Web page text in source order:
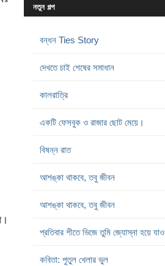
নতুন গল্প
বন্ধন Ties Story
দেখতে চাই শেষের সমাধান
কালরাত্রি
একটি ফেসবুক ও রাজার ছোট মেয়ে।
বিষন্ন রাত
আশঙ্কা থাকবে, তবু জীবন
আশঙ্কা থাকবে, তবু জীবন
প্রতিবার শীতে ভিজে তুমি জ্যোস্না হয়ে যাও
কবিতা: পুতুল খেলার ভুল